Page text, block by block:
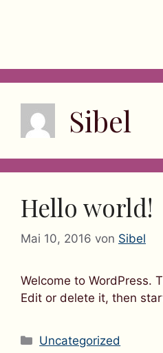
Sibel
Hello world!
Mai 10, 2016 von Sibel
Welcome to WordPress.
Edit or delete it, then
Kategorien
Uncategorized